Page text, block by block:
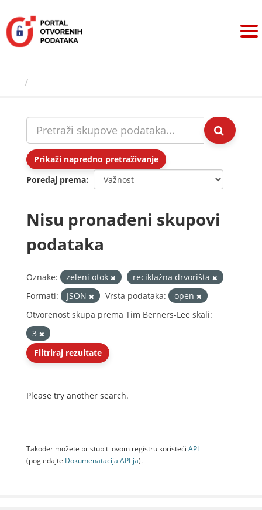
sadržaj
Prikaži napredno pretraživanje
Poredaj prema
Nisu pronađeni skupovi
podataka
Oznake: zeleni otok
reciklažna drvorišta
Formati:
JSON Vrsta podataka:
open
Otvorenost skupa prema Tim Berners-Lee skali:
3
Filtriraj rezultate
Please try another search.
Također možete pristupiti ovom registru koristeći API
(pogledajte Dokumenаtаcijа API-jа).